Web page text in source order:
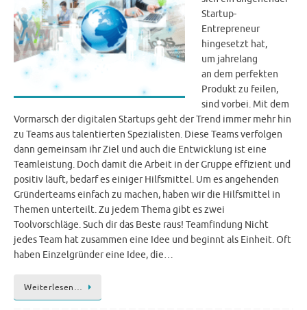
Startup-
Entrepreneur
hingesetzt hat,
um jahrelang
an dem perfekten
Produkt zu feilen,
sind vorbei. Mit dem
Vormarsch der digitalen Startups geht der Trend immer mehr hin
zu Teams aus talentierten Spezialisten. Diese Teams verfolgen
dann gemeinsam ihr Ziel und auch die Entwicklung ist eine
Teamleistung. Doch damit die Arbeit in der Gruppe effizient und
positiv läuft, bedarf es einiger Hilfsmittel. Um es angehenden
Gründerteams einfach zu machen, haben wir die Hilfsmittel in
Themen unterteilt. Zu jedem Thema gibt es zwei
Toolvorschläge. Such dir das Beste raus! Teamfindung Nicht
jedes Team hat zusammen eine Idee und beginnt als Einheit. Oft
haben Einzelgründer eine Idee, die…
Weiterlesen…